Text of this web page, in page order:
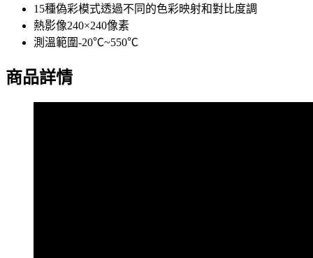
15種偽彩模式透過不同的色彩映射和對比度調
熱影像240×240像素
測溫範圍-20℃~550℃
商品詳情